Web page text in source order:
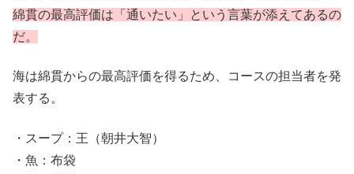
綿貫の最高評価は「通いたい」という言葉が添えてあるの
だ。
海は綿貫からの最高評価を得るため、コースの担当者を発
表する。
・スープ：王（朝井大智）
・魚：布袋